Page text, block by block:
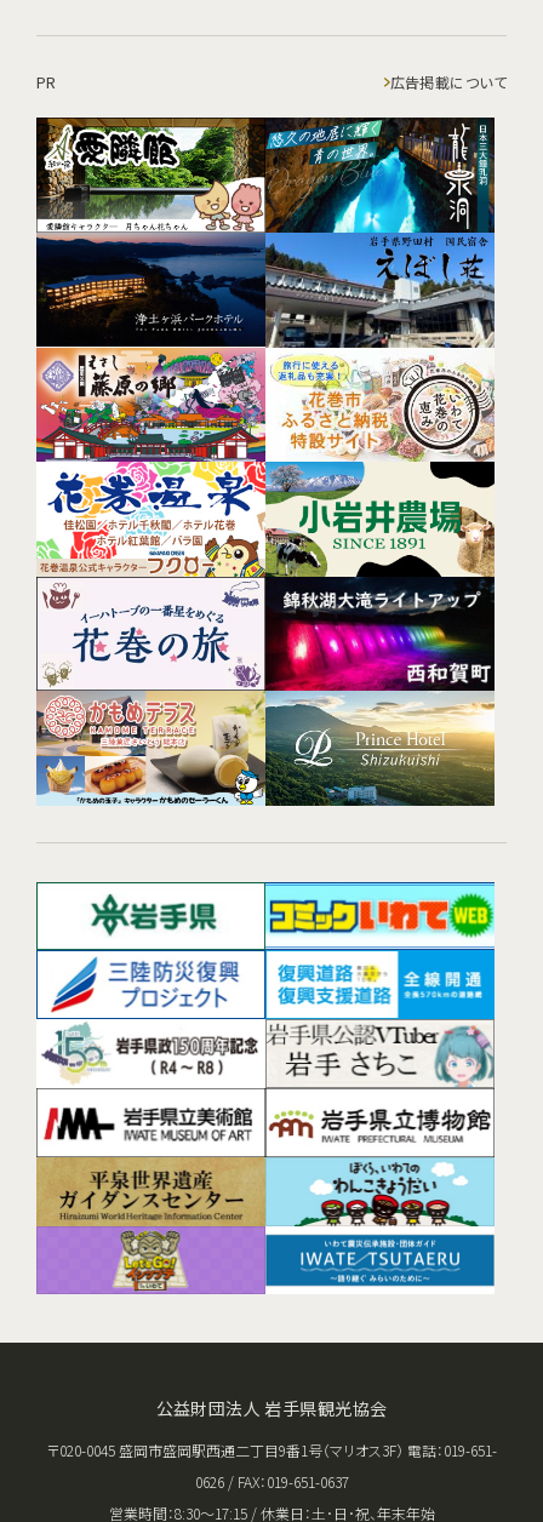
PR 広告掲載について
公益財団法人 岩手県観光協会
〒020-0045 盛岡市盛岡駅西通二丁目9番1号（マリオス3F） 電話：019-651-
0626 / FAX：019-651-0637
営業時間：8:30〜17:15 / 休業日：土･日･祝、年末年始